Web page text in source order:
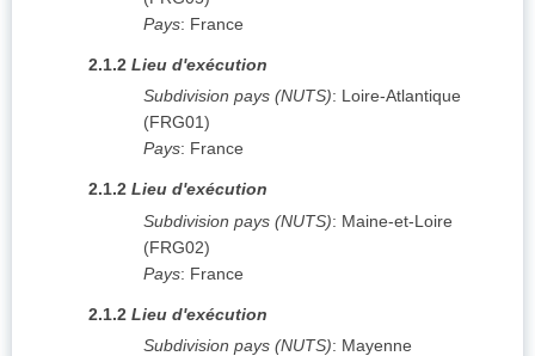
Pays: France
2.1.2 Lieu d'exécution
Subdivision pays (NUTS): Loire-Atlantique
(FRG01)
Pays: France
2.1.2 Lieu d'exécution
Subdivision pays (NUTS): Maine-et-Loire
(FRG02)
Pays: France
2.1.2 Lieu d'exécution
Subdivision pays (NUTS): Mayenne